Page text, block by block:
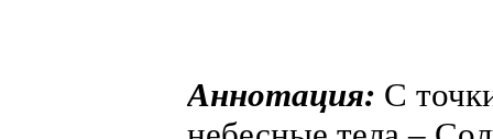
Аннотация: С